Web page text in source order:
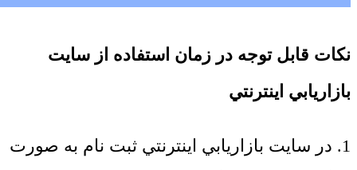
نکات قابل توجه در زمان استفاده از سايت
بازاريابي اينترنتي
1. در سايت بازاريابي اينترنتي ثبت نام به صورت